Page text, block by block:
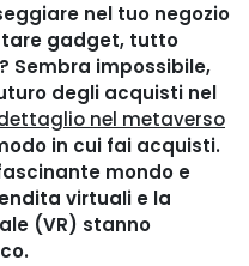
nel tuo negozio
gadget, tutto
Sembra impossibile,
degli acquisti nel
nel metaverso
in cui fai acquisti.
mondo e
virtuali e la
(VR) stanno